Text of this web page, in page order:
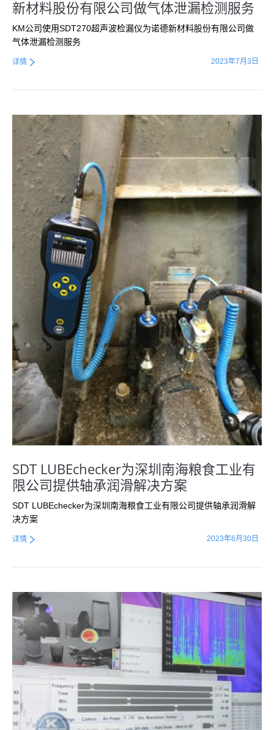
新材料股份有限公司做气体泄漏检测服务
KM公司使用SDT270超声波检漏仪为诺德新材料股份有限公司做
气体泄漏检测服务
2023年7月3日
详情
SDT LUBEchecker为深圳南海粮食工业有
限公司提供轴承润滑解决方案
SDT LUBEchecker为深圳南海粮食工业有限公司提供轴承润滑解
决方案
2023年6月30日
详情